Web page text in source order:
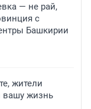
— не рай,
с
Башкирии
жители
вашу жизнь